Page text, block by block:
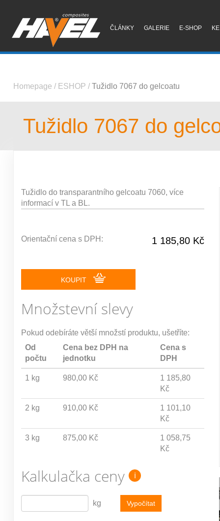
ČLÁNKY GALERIE E-SHOP
Homepage / ESHOP / Tužidlo 7067 do gelcoatu
Tužidlo 7067 do
Tužidlo do transparantního gelcoatu 7060, více
informací v TL a BL.
1 185,80 Kč
Orientační cena s DPH:
KOUPIT
Množstevní slevy
Pokud odebíráte větší množstí produktu, ušetříte:
Od
počtu
Cena bez DPH na
jednotku
Cena s
DPH
1 kg 980,00 Kč
1 185,80
Kč
2 kg 910,00 Kč
1 101,10
Kč
3 kg 875,00 Kč
1 058,75
Kč
Kalkulačka ceny i
kg Vypočítat